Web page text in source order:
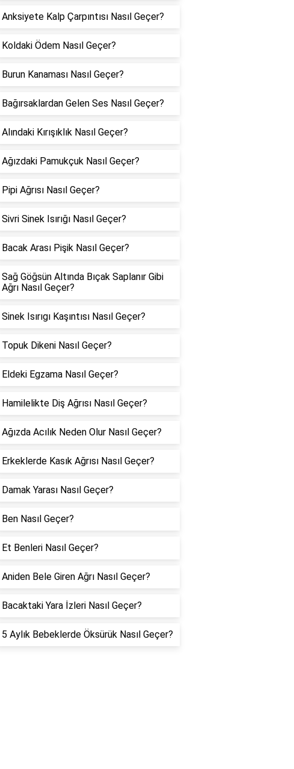
Anksiyete Kalp Çarpıntısı Nasıl Geçer?
Koldaki Ödem Nasıl Geçer?
Burun Kanaması Nasıl Geçer?
Bağırsaklardan Gelen Ses Nasıl Geçer?
Alındaki Kırışıklık Nasıl Geçer?
Ağızdaki Pamukçuk Nasıl Geçer?
Pipi Ağrısı Nasıl Geçer?
Sivri Sinek Isırığı Nasıl Geçer?
Bacak Arası Pişik Nasıl Geçer?
Sağ Göğsün Altında Bıçak Saplanır Gibi
Ağrı Nasıl Geçer?
Sinek Isırıgı Kaşıntısı Nasıl Geçer?
Topuk Dikeni Nasıl Geçer?
Eldeki Egzama Nasıl Geçer?
Hamilelikte Diş Ağrısı Nasıl Geçer?
Ağızda Acılık Neden Olur Nasıl Geçer?
Erkeklerde Kasık Ağrısı Nasıl Geçer?
Damak Yarası Nasıl Geçer?
Ben Nasıl Geçer?
Et Benleri Nasıl Geçer?
Aniden Bele Giren Ağrı Nasıl Geçer?
Bacaktaki Yara İzleri Nasıl Geçer?
5 Aylık Bebeklerde Öksürük Nasıl Geçer?